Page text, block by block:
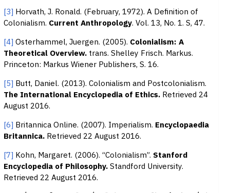
[3] Horvath, J. Ronald. (February, 1972). A Definition of
Colonialism. Current Anthropology. Vol. 13, No. 1. S, 47.
[4] Osterhammel, Juergen. (2005). Colonialism: A
Theoretical Overview.trans. Shelley Frisch. Markus.
Princeton: Markus Wiener Publishers, S. 16.
[5] Butt, Daniel. (2013). Colonialism and Postcolonialism.
The International Encyclopedia of Ethics.Retrieved 24
August 2016.
[6] Britannica Online. (2007). Imperialism. Encyclopaedia
Britannica.Retrieved 22 August 2016.
[7] Kohn, Margaret. (2006). “Colonialism”. Stanford
Encyclopedia of Philosophy.Standford University.
Retrieved 22 August 2016.